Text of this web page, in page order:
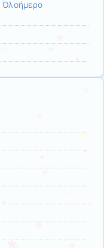
Ολοήμερο